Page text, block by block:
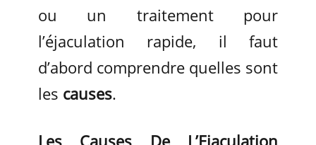
ou un traitement pour
l’éjaculation rapide, il faut
d’abord comprendre quelles sont
les causes.
Les Causes De L’Ejaculation